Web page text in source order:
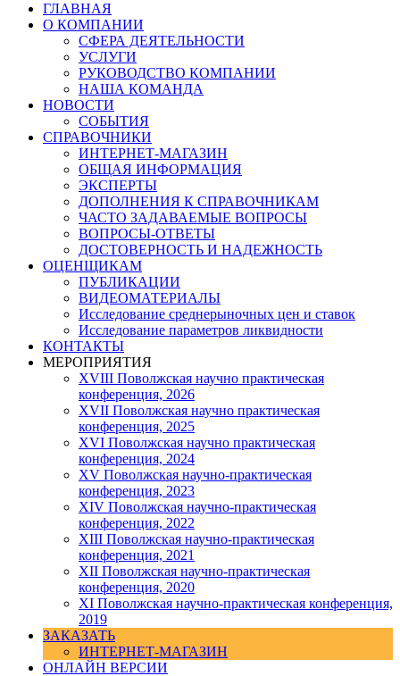
ГЛАВНАЯ
О КОМПАНИИ
СФЕРА ДЕЯТЕЛЬНОСТИ
УСЛУГИ
РУКОВОДСТВО КОМПАНИИ
НАША КОМАНДА
НОВОСТИ
СОБЫТИЯ
СПРАВОЧНИКИ
ИНТЕРНЕТ-МАГАЗИН
ОБЩАЯ ИНФОРМАЦИЯ
ЭКСПЕРТЫ
ДОПОЛНЕНИЯ К СПРАВОЧНИКАМ
ЧАСТО ЗАДАВАЕМЫЕ ВОПРОСЫ
ВОПРОСЫ-ОТВЕТЫ
ДОСТОВЕРНОСТЬ И НАДЕЖНОСТЬ
ОЦЕНЩИКАМ
ПУБЛИКАЦИИ
ВИДЕОМАТЕРИАЛЫ
Исследование среднерыночных цен и ставок
Исследование параметров ликвидности
КОНТАКТЫ
МЕРОПРИЯТИЯ
XVIII Поволжская научно практическая
конференция, 2026
XVII Поволжская научно практическая
конференция, 2025
XVI Поволжская научно практическая
конференция, 2024
ХV Поволжская научно-практическая
конференция, 2023
ХIV Поволжская научно-практическая
конференция, 2022
ХIII Поволжская научно-практическая
конференция, 2021
ХII Поволжская научно-практическая
конференция, 2020
XI Поволжская научно-практическая конференция,
2019
ЗАКАЗАТЬ
ИНТЕРНЕТ-МАГАЗИН
ОНЛАЙН ВЕРСИИ